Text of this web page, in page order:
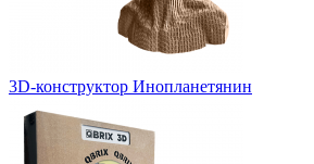
3D-конструктор Инопланетянин